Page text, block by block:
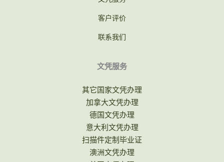
客户评价
联系我们
文凭服务
其它国家文凭办理
加拿大文凭办理
德国文凭办理
意大利文凭办理
扫描件定制毕业证
澳洲文凭办理